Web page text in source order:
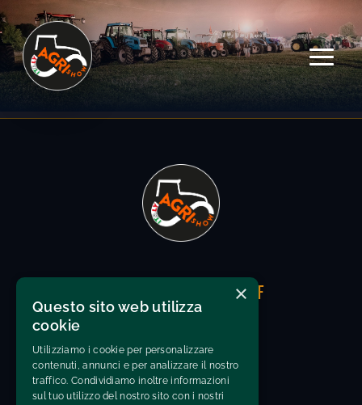
UNDER THE PATRONAGE OF
×
Questo sito web utilizza
cookie
Utilizziamo i cookie per personalizzare
contenuti, annunci e per analizzare il nostro
traffico. Condividiamo inoltre informazioni
sul tuo utilizzo del nostro sito con i nostri